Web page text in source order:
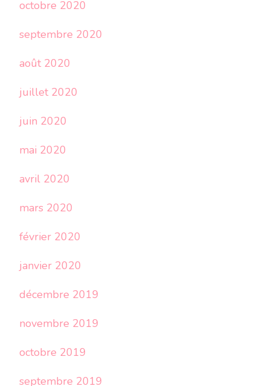
octobre 2020
septembre 2020
août 2020
juillet 2020
juin 2020
mai 2020
avril 2020
mars 2020
février 2020
janvier 2020
décembre 2019
novembre 2019
octobre 2019
septembre 2019